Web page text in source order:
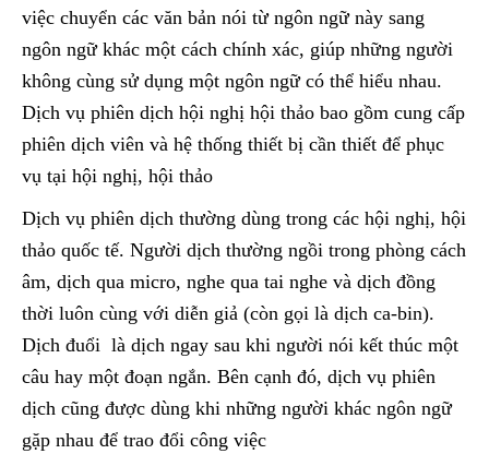
việc chuyển các văn bản nói từ ngôn ngữ này sang
ngôn ngữ khác một cách chính xác, giúp những người
không cùng sử dụng một ngôn ngữ có thể hiểu nhau.
Dịch vụ phiên dịch hội nghị hội thảo bao gồm cung cấp
phiên dịch viên và hệ thống thiết bị cần thiết để phục
vụ tại hội nghị, hội thảo
Dịch vụ phiên dịch thường dùng trong các hội nghị, hội
thảo quốc tế. Người dịch thường ngồi trong phòng cách
âm, dịch qua micro, nghe qua tai nghe và dịch đồng
thời luôn cùng với diễn giả (còn gọi là dịch ca-bin).
Dịch đuổi là dịch ngay sau khi người nói kết thúc một
câu hay một đoạn ngắn. Bên cạnh đó, dịch vụ phiên
dịch cũng được dùng khi những người khác ngôn ngữ
gặp nhau để trao đổi công việc